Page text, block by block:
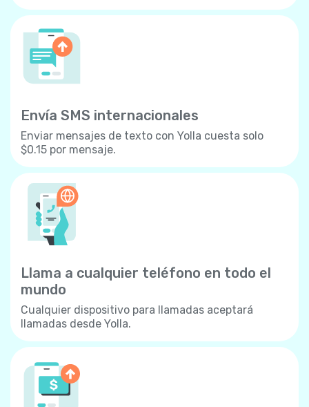
Envía SMS internacionales
Enviar mensajes de texto con Yolla cuesta solo
$0.15 por mensaje.
Llama a cualquier teléfono en todo el
mundo
Cualquier dispositivo para llamadas aceptará
llamadas desde Yolla.